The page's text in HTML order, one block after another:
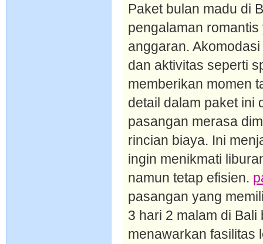
Paket bulan madu di
pengalaman
anggaran.
dan aktivitas seperti
memberikan momen
detail dalam paket ini
pasangan merasa
rincian biaya. Ini
ingin menikmati
namun tetap efisien.
pasangan yang
3 hari 2 malam di
menawarkan fasilitas